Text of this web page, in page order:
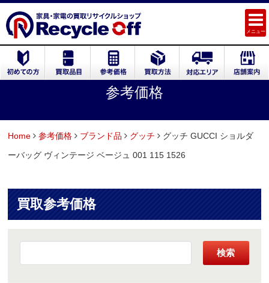
メニュー
参考価格
Home 参考価格 ブランド品 グッチ
グッチ GUCCI ショルダ
ーバッグ ヴィンテージ ベージュ 001 115 1526
買取参考価格
検索